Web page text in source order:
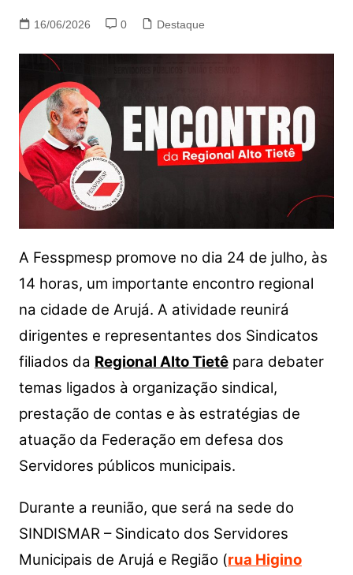
16/06/2026 0 Destaque
A Fesspmesp promove no dia 24 de julho, às
14 horas, um importante encontro regional
na cidade de Arujá. A atividade reunirá
dirigentes e representantes dos Sindicatos
filiados da Regional Alto Tietêpara debater
temas ligados à organização sindical,
prestação de contas e às estratégias de
atuação da Federação em defesa dos
Servidores públicos municipais.
Durante a reunião, que será na sede do
SINDISMAR – Sindicato dos Servidores
Municipais de Arujá e Região (rua Higino